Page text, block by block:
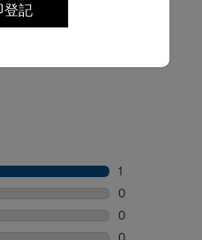
登記
評論
1
1 個評論帶有 5
0
0 個評論帶有 4
0
0 個評論帶有 3